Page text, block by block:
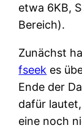
etwa 6KB,
Bereich).
Zunächst
fseek es
Ende der
dafür
eine noch